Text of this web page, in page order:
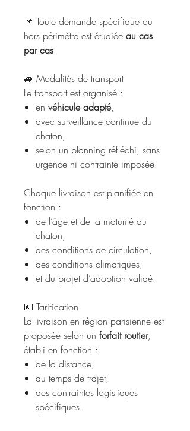
📌 Toute demande spécifique ou
hors périmètre est étudiée au cas
par cas.
🚙 Modalités de transport
Le transport est organisé :
en véhicule adapté,
avec surveillance continue du
chaton,
selon un planning réfléchi, sans
urgence ni contrainte imposée.
Chaque livraison est planifiée en
fonction :
de l’âge et de la maturité du
chaton,
des conditions de circulation,
des conditions climatiques,
et du projet d’adoption validé.
💶 Tarification
La livraison en région parisienne est
proposée selon un forfait routier,
établi en fonction :
de la distance,
du temps de trajet,
des contraintes logistiques
spécifiques.